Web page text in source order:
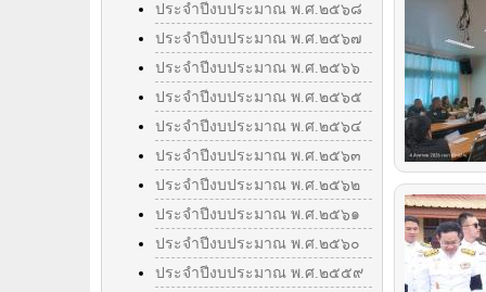
ประจำปีงบประมาณ พ.ศ.๒๕๖๘
ประจำปีงบประมาณ พ.ศ.๒๕๖๗
ประจำปีงบประมาณ พ.ศ.๒๕๖๖
ประจำปีงบประมาณ พ.ศ.๒๕๖๕
ประจำปีงบประมาณ พ.ศ.๒๕๖๔
ประจำปีงบประมาณ พ.ศ.๒๕๖๓
ประจำปีงบประมาณ พ.ศ.๒๕๖๒
ประจำปีงบประมาณ พ.ศ.๒๕๖๑
ประจำปีงบประมาณ พ.ศ.๒๕๖๐
ประจำปีงบประมาณ พ.ศ.๒๕๕๙